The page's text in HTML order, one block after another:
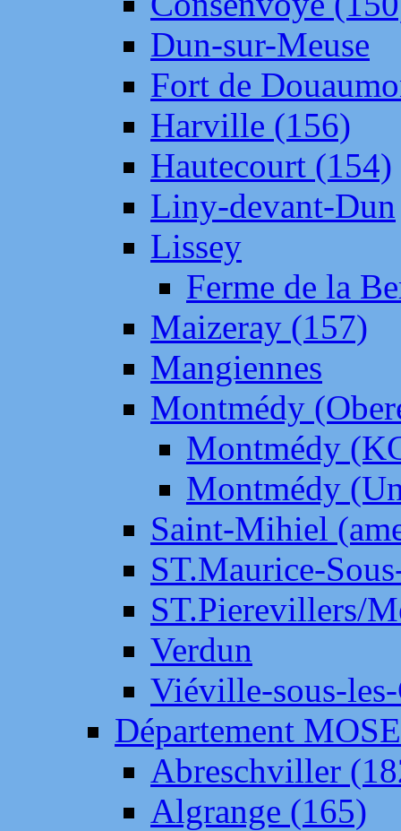
Dun-sur-Meuse
Fort de
Harville (156)
Hautecourt (154)
Liny-devant-Dun
Lissey
Ferme de la
Maizeray (157)
Mangiennes
Montmédy
Montmédy
Montmédy
Saint-Mihiel
ST.Maurice-
ST.Pierevillers/
Verdun
Viéville-sous-
Département
Abreschviller
Algrange (165)